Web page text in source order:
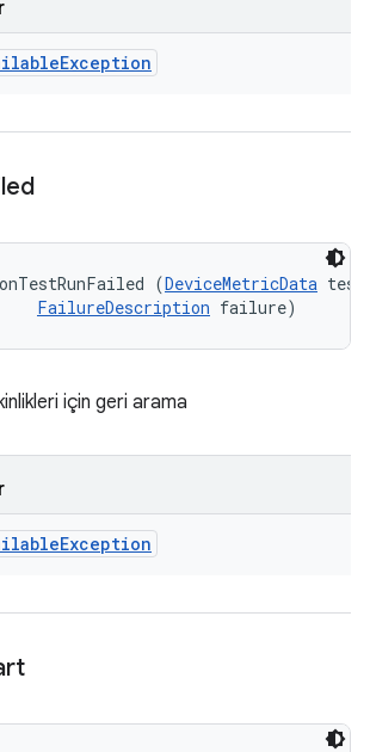
Exception
(DeviceMetricData
FailureDescription failure)
için geri arama
Exception